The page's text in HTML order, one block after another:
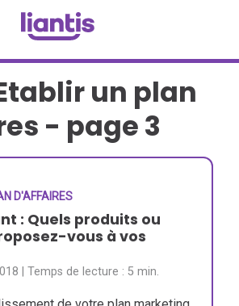
un plan
- page 3
D'AFFAIRES
: Quels produits ou
vous à vos
| Temps de lecture :5 min.